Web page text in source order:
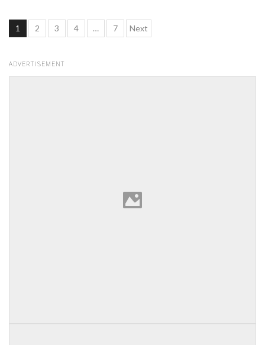
Posts
1 2 3 4 … 7 Next
ADVERTISEMENT